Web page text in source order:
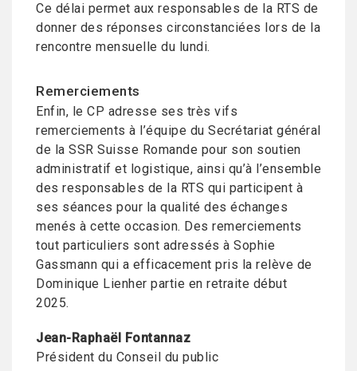
Ce délai permet aux responsables de la RTS de
donner des réponses circonstanciées lors de la
rencontre mensuelle du lundi.
Remerciements
Enfin, le CP adresse ses très vifs
remerciements à l’équipe du Secrétariat général
de la SSR Suisse Romande pour son soutien
administratif et logistique, ainsi qu’à l’ensemble
des responsables de la RTS qui participent à
ses séances pour la qualité des échanges
menés à cette occasion. Des remerciements
tout particuliers sont adressés à Sophie
Gassmann qui a efficacement pris la relève de
Dominique Lienher partie en retraite début
2025.
Jean-Raphaël Fontannaz
Président du Conseil du public